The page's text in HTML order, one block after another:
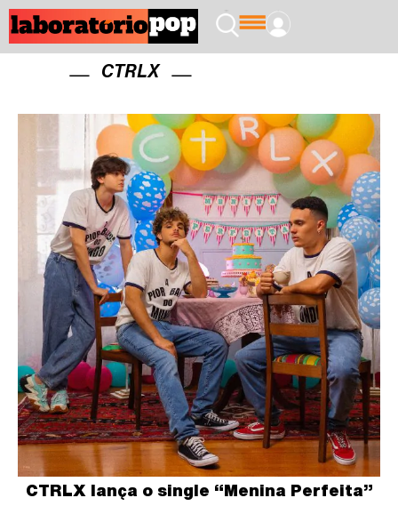
CTRLX
CTRLX lança o single “Menina Perfeita”